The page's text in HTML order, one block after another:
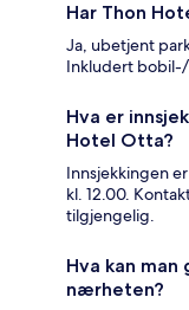
Har Thon
Ja, ubetjent
Inkludert
Hva er
Hotel Otta?
Innsjekkingen
kl. 12.00.
tilgjengelig.
Hva kan
nærheten?